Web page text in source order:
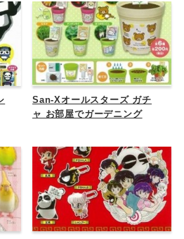
San-Xオールスターズ ガチ
ャ お部屋でガーデニング